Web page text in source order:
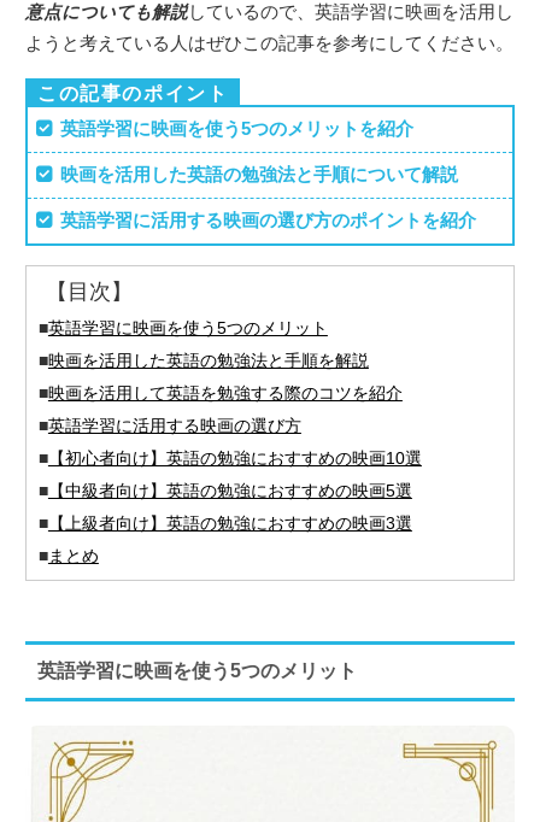
意点についても解説しているので、英語学習に映画を活用し
ようと考えている人はぜひこの記事を参考にしてください。
この記事のポイント
英語学習に映画を使う5つのメリットを紹介
映画を活用した英語の勉強法と手順について解説
英語学習に活用する映画の選び方のポイントを紹介
【目次】
■英語学習に映画を使う5つのメリット
■映画を活用した英語の勉強法と手順を解説
■映画を活用して英語を勉強する際のコツを紹介
■英語学習に活用する映画の選び方
■【初心者向け】英語の勉強におすすめの映画10選
■【中級者向け】英語の勉強におすすめの映画5選
■【上級者向け】英語の勉強におすすめの映画3選
■まとめ
英語学習に映画を使う5つのメリット